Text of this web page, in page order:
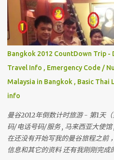
Bangkok 2012 CountDown Trip -
Travel Info , Emergency Code /
Malaysia in Bangkok , Basic
info
曼谷2012年倒数计时旅游 - 第1天
码/电话号码/服务 , 马来西亚大使馆
在还没有开始写我的曼谷旅程之前
信息和其它的资料 还有我刚刚完成